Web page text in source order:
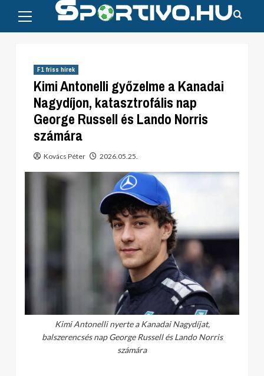
content
Menu
F1 friss hírek
Kimi Antonelli győzelme a Kanadai
Nagydíjon, katasztrofális nap
George Russell és Lando Norris
számára
Kovács Péter 2026.05.25.
Kimi Antonelli nyerte a Kanadai Nagydíjat,
balszerencsés nap George Russell és Lando Norris
számára